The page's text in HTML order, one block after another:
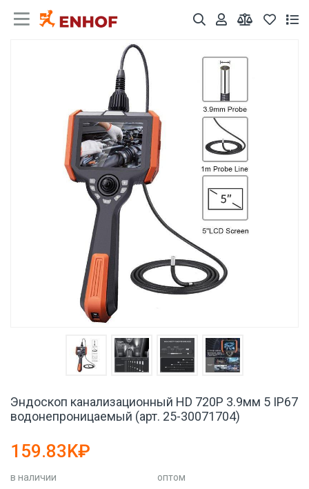
Эндоскоп канализационный HD 720P 3.9мм 5 IP67
водонепроницаемый (арт. 25-30071704)
159.83K₽
в наличии
оптом